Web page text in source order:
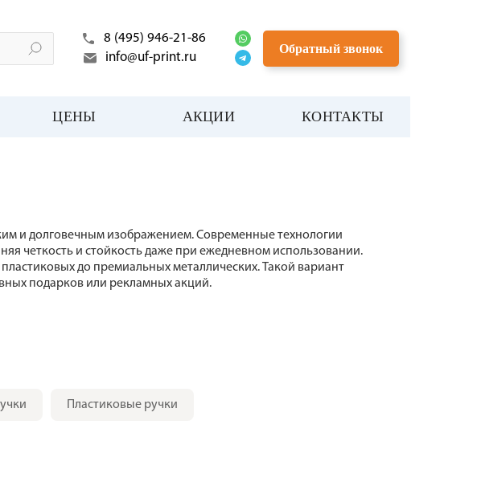
8 (495) 946-21-86
info@uf-print.ru
Обратный звонок
ЦЕНЫ АКЦИИ КОНТАКТЫ
и долговечным изображением. Современные технологии
четкость и стойкость даже при ежедневном использовании.
до премиальных металлических. Такой вариант
подарков или рекламных акций.
Пластиковые ручки